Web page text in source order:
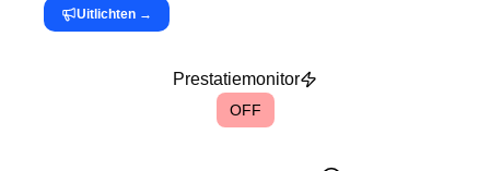
Uitlichten →
Prestatiemonitor
OFF